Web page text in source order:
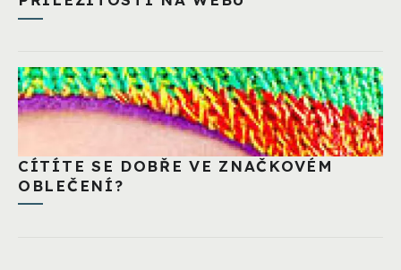
CÍTÍTE SE DOBŘE VE ZNAČKOVÉM
OBLEČENÍ?